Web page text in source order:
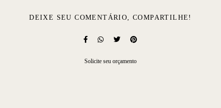
DEIXE SEU COMENTÁRIO, COMPARTILHE!
Solicite seu orçamento